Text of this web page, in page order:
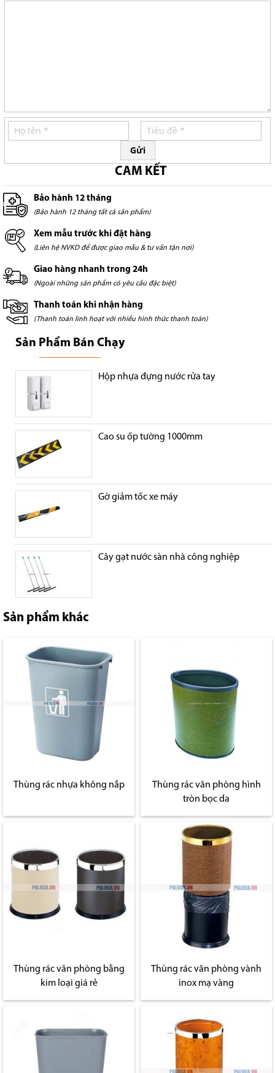
Gửi
CAM KẾT
Bảo hành 12 tháng
(Bảo hành 12 tháng tất cả sản phẩm)
Xem mẫu trước khi đặt hàng
(Liên hệ NVKD để được giao mẫu & tư vấn tận nơi)
Giao hàng nhanh trong 24h
(Ngoài những sản phẩm có yêu cầu đặc biệt)
Thanh toán khi nhận hàng
(Thanh toán linh hoạt với nhiều hình thức thanh toán)
Sản Phẩm Bán Chạy
Hộp nhựa đựng nước rửa tay
Cao su ốp tường 1000mm
Gờ giảm tốc xe máy
Cây gạt nước sàn nhà công nghiệp
Sản phẩm khác
Thùng rác nhựa không nắp
Thùng rác văn phòng hình
tròn bọc da
Thùng rác văn phòng bằng
kim loại giá rẻ
Thùng rác văn phòng vành
inox mạ vàng